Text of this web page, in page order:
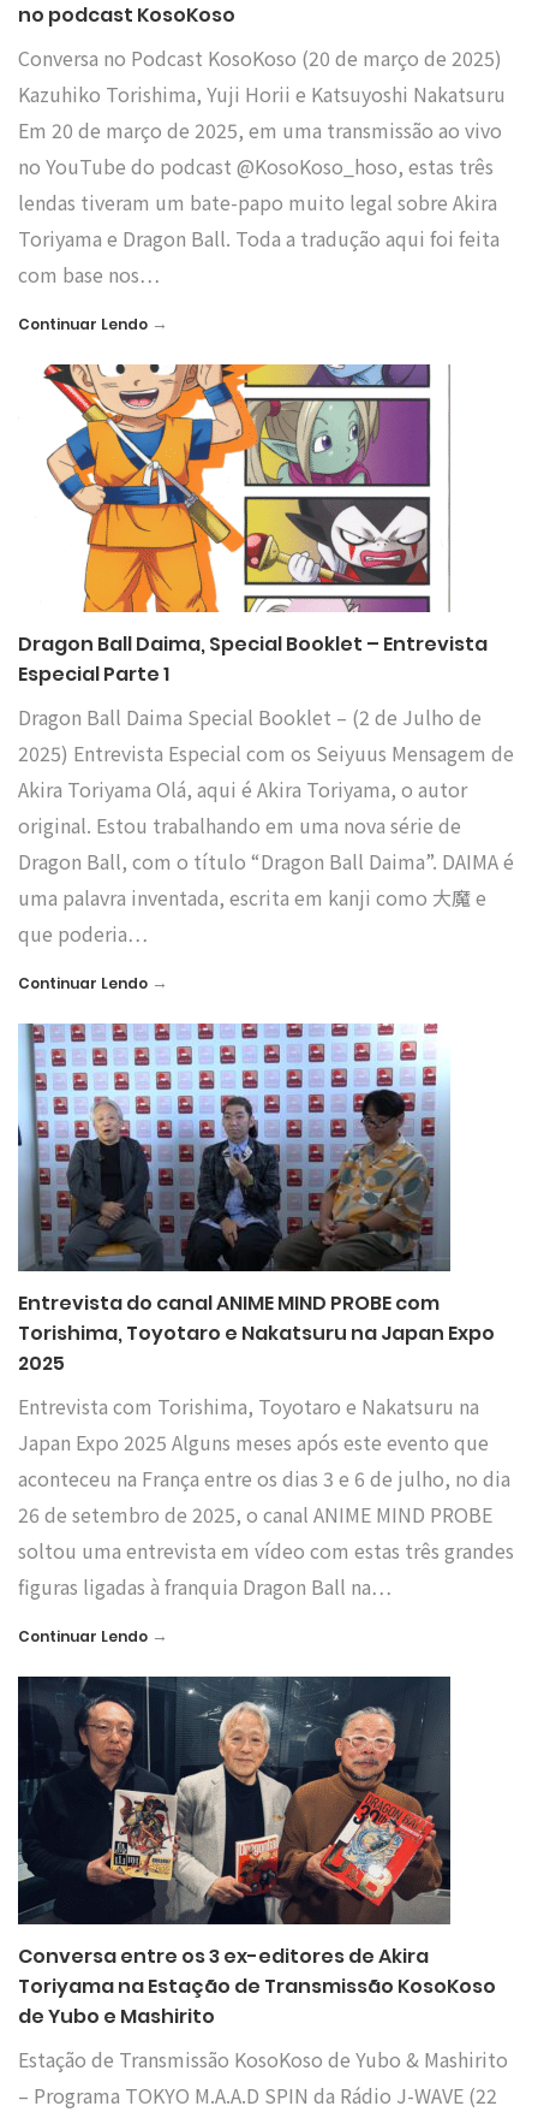
no podcast KosoKoso
Conversa no Podcast KosoKoso (20 de março de 2025)
Kazuhiko Torishima, Yuji Horii e Katsuyoshi Nakatsuru
Em 20 de março de 2025, em uma transmissão ao vivo
no YouTube do podcast @KosoKoso_hoso, estas três
lendas tiveram um bate-papo muito legal sobre Akira
Toriyama e Dragon Ball. Toda a tradução aqui foi feita
com base nos…
Continuar Lendo →
Dragon Ball Daima, Special Booklet – Entrevista
Especial Parte 1
Dragon Ball Daima Special Booklet – (2 de Julho de
2025) Entrevista Especial com os Seiyuus Mensagem de
Akira Toriyama Olá, aqui é Akira Toriyama, o autor
original. Estou trabalhando em uma nova série de
Dragon Ball, com o título “Dragon Ball Daima”. DAIMA é
uma palavra inventada, escrita em kanji como 大魔 e
que poderia…
Continuar Lendo →
Entrevista do canal ANIME MIND PROBE com
Torishima, Toyotaro e Nakatsuru na Japan Expo
2025
Entrevista com Torishima, Toyotaro e Nakatsuru na
Japan Expo 2025 Alguns meses após este evento que
aconteceu na França entre os dias 3 e 6 de julho, no dia
26 de setembro de 2025, o canal ANIME MIND PROBE
soltou uma entrevista em vídeo com estas três grandes
figuras ligadas à franquia Dragon Ball na…
Continuar Lendo →
Conversa entre os 3 ex-editores de Akira
Toriyama na Estação de Transmissão KosoKoso
de Yubo e Mashirito
Estação de Transmissão KosoKoso de Yubo & Mashirito
– Programa TOKYO M.A.A.D SPIN da Rádio J-WAVE (22